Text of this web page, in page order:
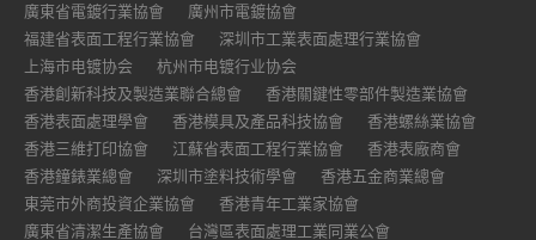
廣東省電鍍行業協會
廣州市電鍍協會
福建省表面工程行業協會
深圳市工業表面處理行業協會
上海市电镀协会
杭州市电镀行业协会
香港創新科技及製造業聯合總會
香港關鍵性零部件製造業協會
香港表面處理學會
香港模具及產品科技協會
香港螺絲業協會
香港三維打印協會
江蘇省表面工程行業協會
香港表廠商會
香港鐘錶業總會
深圳市塗料技術學會
香港五金商業總會
東莞市外商投資企業協會
香港青年工業家協會
廣東省清潔生產協會
台灣區表面處理工業同業公會